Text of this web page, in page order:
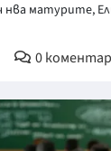
нва матурите,
0